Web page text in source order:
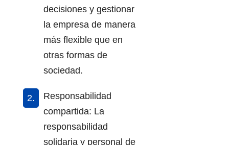
decisiones y gestionar
la empresa de manera
más flexible que en
otras formas de
sociedad.
Responsabilidad
compartida: La
responsabilidad
solidaria y personal de